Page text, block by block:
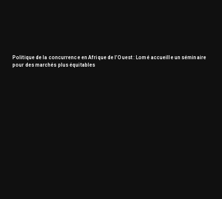
Politique de la concurrence en Afrique de l’Ouest : Lomé accueille un séminaire
pour des marchés plus équitables